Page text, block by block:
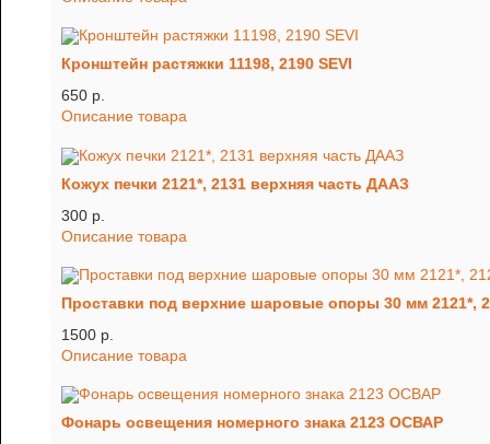
Кронштейн растяжки 11198, 2190 SEVI
650 p.
Описание товара
Кожух печки 2121*, 2131 верхняя часть ДААЗ
300 p.
Описание товара
Проставки под верхние шаровые опоры 30 мм 2121*,
1500 p.
Описание товара
Фонарь освещения номерного знака 2123 ОСВАР